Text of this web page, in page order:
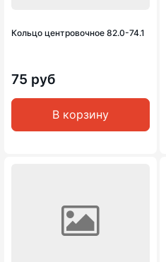
Кольцо центровочное 82.0-74.1
75 руб
В корзину